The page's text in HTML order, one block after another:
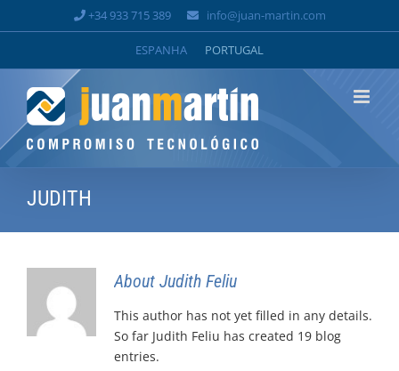
to
+34 933 715 389 info@juan-martin.com
ESPANHA PORTUGAL
JUDITH
About Judith Feliu
This author has not yet filled in any details.
So far Judith Feliu has created 19 blog
entries.